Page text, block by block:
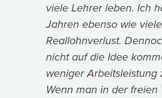
viele Lehrer leben. Ich
Jahren ebenso wie
Reallohnverlust.
nicht auf die Idee
weniger Arbeitsleistung
Wenn man in der freien